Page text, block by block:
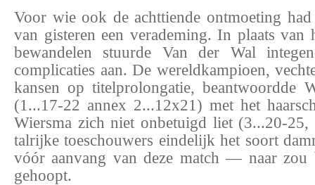
Voor wie ook de achttiende ontmoeting
van gisteren een verademing. In plaats van
bewandelen stuurde Van der Wal
complicaties aan. De wereldkampioen,
kansen op titelprolongatie, beantwoordde
(1...17-22 annex 2...12x21) met het
Wiersma zich niet onbetuigd liet (3...20-
talrijke toeschouwers eindelijk het soort
vóór aanvang van deze match — naar
gehoopt.